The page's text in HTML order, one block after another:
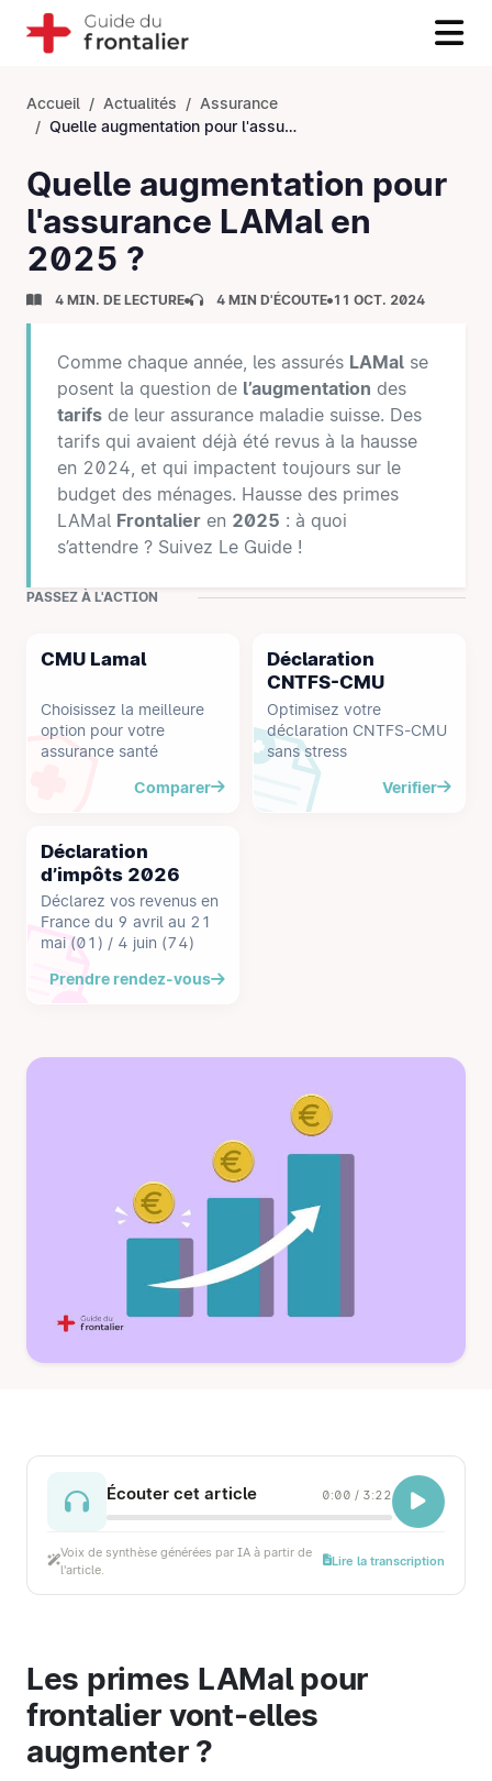
Accueil Actualités
Assurance
Quelle augmentation pour l'assurance LAMal en 2025 ?
Quelle augmentation pour
l'assurance LAMal en
2025 ?
4 MIN. DE LECTURE 4 MIN D'ÉCOUTE 11 OCT. 2024
Comme chaque année, les assurés LAMal se
posent la question de l’augmentation des
tarifs de leur assurance maladie suisse. Des
tarifs qui avaient déjà été revus à la hausse
en 2024, et qui impactent toujours sur le
budget des ménages. Hausse des primes
LAMal Frontalier en 2025 : à quoi
s’attendre ? Suivez Le Guide !
PASSEZ À L'ACTION
CMU Lamal
Choisissez la meilleure
option pour votre
assurance santé
Comparer
Déclaration
CNTFS-CMU
Optimisez votre
déclaration CNTFS-CMU
sans stress
Verifier
Déclaration
d’impôts 2026
Déclarez vos revenus en
France du 9 avril au 21
mai (01) / 4 juin (74)
Prendre rendez-vous
Écouter cet article 0:00 / 3:22
Voix de synthèse générées par IA à partir de
l'article.
Lire la transcription
Les primes LAMal pour
frontalier vont-elles
augmenter ?